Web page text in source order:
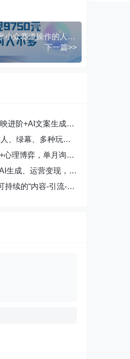
蓝海项目：16条笔记私域变现9750米小众赛道操作的人不多
下一篇>>
进阶+AI文案生成
、绿幕、多种玩
心理博弈，单月询盘
生成、运营变现，单
续的“内容-引流-成